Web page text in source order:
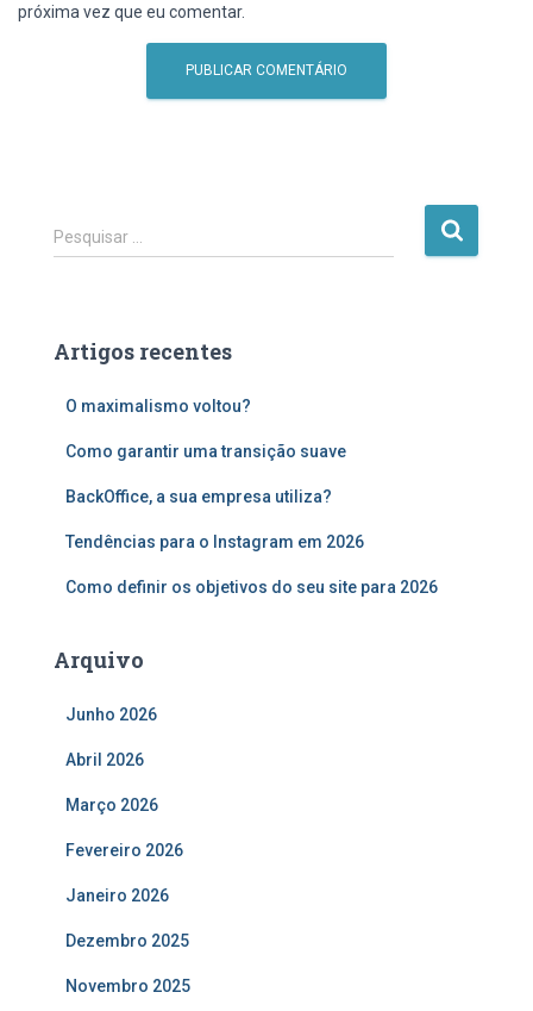
próxima vez que eu comentar.
P
e
i
Pesquisar …
Artigos recentes
O maximalismo voltou?
Como garantir uma transição suave
BackOffice, a sua empresa utiliza?
Tendências para o Instagram em 2026
Como definir os objetivos do seu site para 2026
Arquivo
Junho 2026
Abril 2026
Março 2026
Fevereiro 2026
Janeiro 2026
Dezembro 2025
Novembro 2025